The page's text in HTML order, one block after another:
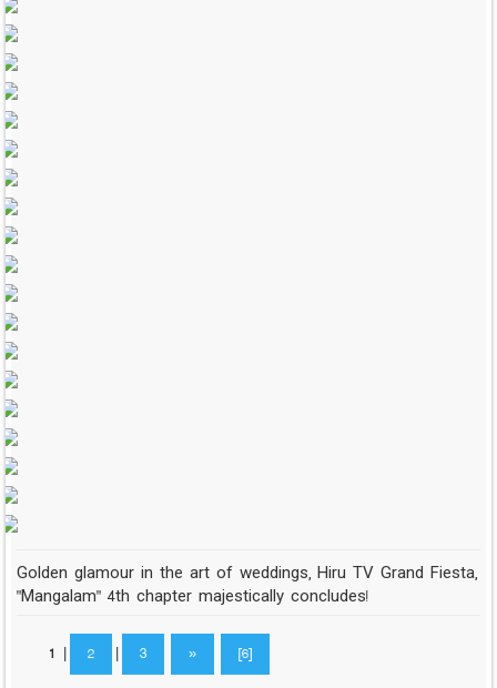
Golden glamour in the art of weddings, Hiru TV Grand Fiesta,
"Mangalam" 4th chapter majestically concludes!
1 2 3 » [6]